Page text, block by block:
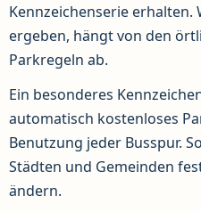
Kennzeichenserie erhalten.
ergeben, hängt von den
Parkregeln ab.
Ein besonderes
automatisch kostenloses
Benutzung jeder Busspur.
Städten und Gemeinden
ändern.